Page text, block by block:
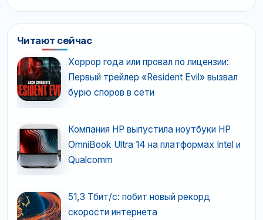
Читают сейчас
Хоррор года или провал по лицензии:
Первый трейлер «Resident Evil» вызвал
бурю споров в сети
Компания HP выпустила ноутбуки HP
OmniBook Ultra 14 на платформах Intel и
Qualcomm
51,3 Тбит/с: побит новый рекорд
скорости интернета